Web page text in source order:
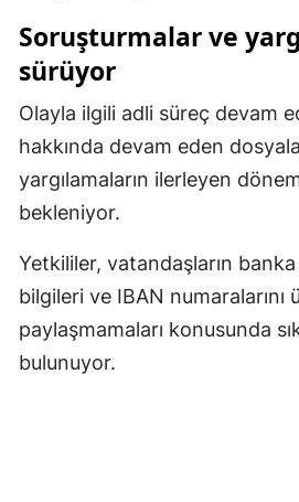
Soruşturmalar ve
sürüyor
Olayla ilgili adli süreç devam
hakkında devam eden
yargılamaların ilerleyen
bekleniyor.
Yetkililer, vatandaşların
bilgileri ve IBAN numaralarını
paylaşmamaları konusunda
bulunuyor.